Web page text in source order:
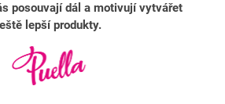
posouvají dál a motivují vytvářet
lepší produkty.